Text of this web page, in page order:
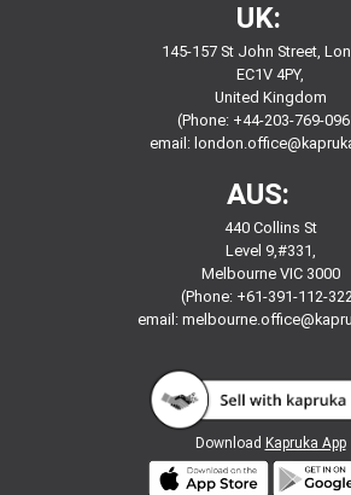
UK:
145-157 St John Street,
EC1V 4PY,
United Kingdom
(Phone: +44-203-769-
email:
AUS:
440 Collins St
Level 9,#331,
Melbourne VIC 3000
(Phone: +61-391-112-
email:
Download Kapruka App